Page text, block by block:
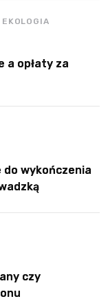
EKOLOGIA
a opłaty za
do wykończenia
czy